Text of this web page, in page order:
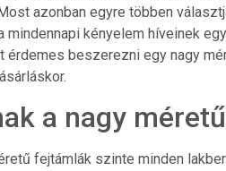
azonban egyre többen
kényelem híveinek
érdemes beszerezni egy nagy
a nagy
fejtámlák szinte minden